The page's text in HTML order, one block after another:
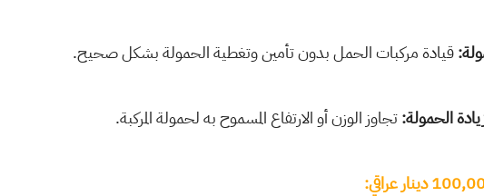
قيادة مركبات الحمل بدون تأمين وتغطية الحمولة بشكل صحيح.
الحمولة:تجاوز الوزن أو الارتفاع المسموح به لحمولة المركبة.